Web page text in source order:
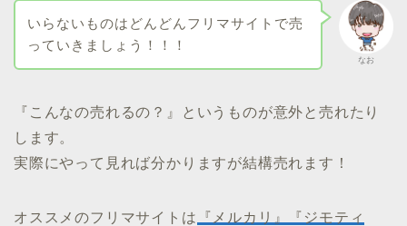
なお
いらないものはどんどんフリマサイトで売
っていきましょう！！！
『こんなの売れるの？』というものが意外と売れたり
します。
実際にやって見れば分かりますが結構売れます！
オススメのフリマサイトは 『メルカリ』『ジモティ